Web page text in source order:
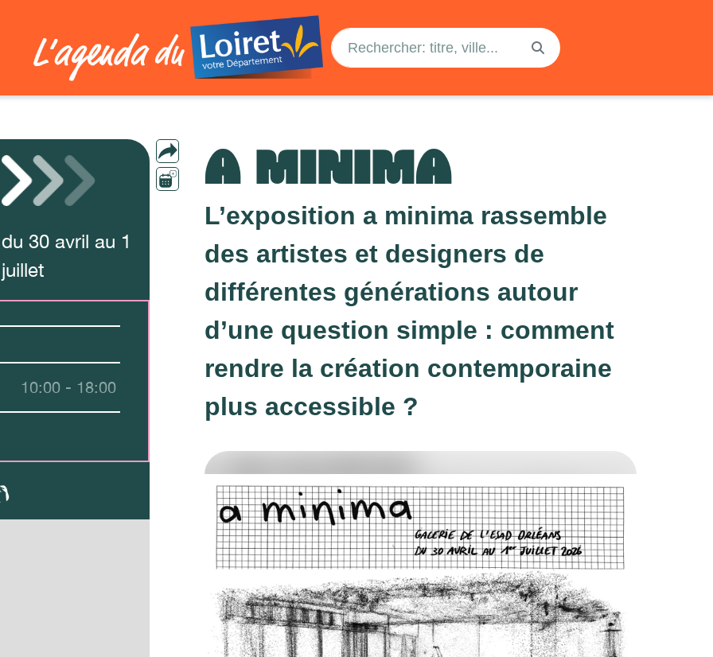
A MINIMA
du 30 avril au 1
juillet
10:00 - 18:00
L’exposition a minima rassemble
des artistes et designers de
différentes générations autour
d’une question simple : comment
rendre la création contemporaine
plus accessible ?